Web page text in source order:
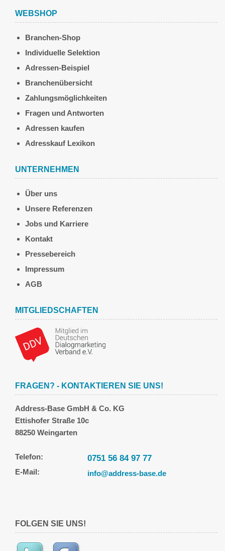
WEBSHOP
Branchen-Shop
Individuelle Selektion
Adressen-Beispiel
Branchenübersicht
Zahlungsmöglichkeiten
Fragen und Antworten
Adressen kaufen
Adresskauf Lexikon
UNTERNEHMEN
Über uns
Unsere Referenzen
Jobs und Karriere
Kontakt
Pressebereich
Impressum
AGB
MITGLIEDSCHAFTEN
FRAGEN? - KONTAKTIEREN SIE UNS!
Address-Base GmbH & Co. KG
Ettishofer Straße 10c
88250 Weingarten
Telefon: 0751 56 84 97 77
E-Mail: info@address-base.de
FOLGEN SIE UNS!